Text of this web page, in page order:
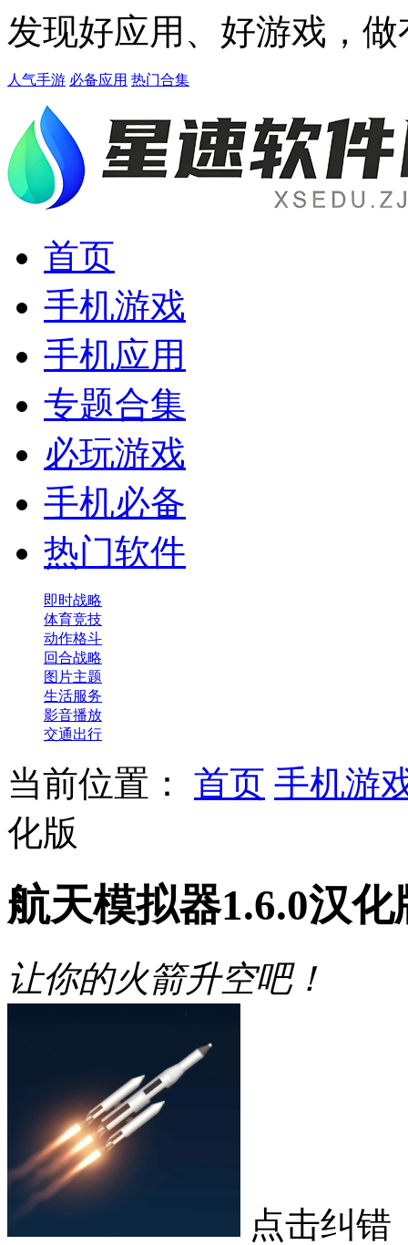
发现好应用、好游戏，
人气手游 必备应用 热门合集
首页
手机游戏
手机应用
专题合集
必玩游戏
手机必备
热门软件
即时战略
体育竞技
动作格斗
回合战略
图片主题
生活服务
影音播放
交通出行
当前位置： 首页 手机游
化版
航天模拟器1.6.0汉化
让你的火箭升空吧！
点击纠错